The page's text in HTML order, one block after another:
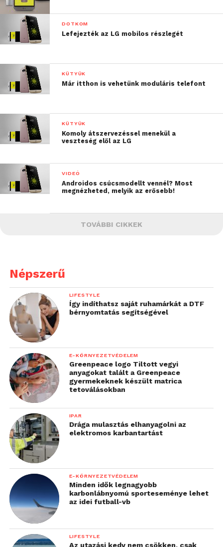
DOTKOM
Lefejezték az LG mobilos részlegét
KÜTYÜK
Már itthon is vehetünk moduláris telefont
KÜTYÜK
Komoly átszervezéssel menekül a
veszteség elől az LG
VIDEÓ
Androidos csúcsmodellt vennél? Most
megnézheted, melyik az erősebb!
TOVÁBBI CIKKEK
Népszerű
LIFESTYLE
Így indíthatsz saját ruhamárkát a DTF
bérnyomtatás segítségével
E-KÖRNYEZETVÉDELEM
Greenpeace logo Tiltott vegyi
anyagokat talált a Greenpeace
gyermekeknek készült matrica
tetoválásokban
IPAR
Drága mulasztás elhanyagolni az
elektromos karbantartást
E-KÖRNYEZETVÉDELEM
Minden idők legnagyobb
karbonlábnyomú sporteseménye lehet
az idei futball-vb
LIFESTYLE
Az utazási kedv nem csökken, csak